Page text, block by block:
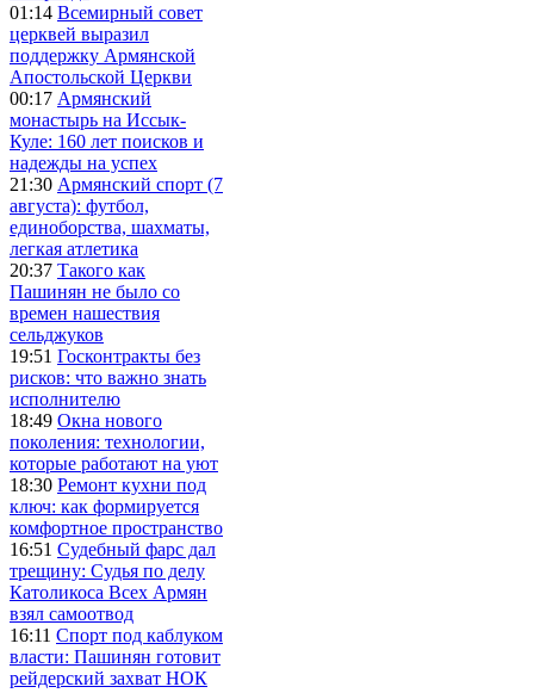
01:14 Всемирный совет
церквей выразил
поддержку Армянской
Апостольской Церкви
00:17 Армянский
монастырь на Иссык-
Куле: 160 лет поисков и
надежды на успех
21:30 Армянский спорт (7
августа): футбол,
единоборства, шахматы,
легкая атлетика
20:37 Такого как
Пашинян не было со
времен нашествия
сельджуков
19:51 Госконтракты без
рисков: что важно знать
исполнителю
18:49 Окна нового
поколения: технологии,
которые работают на уют
18:30 Ремонт кухни под
ключ: как формируется
комфортное пространство
16:51 Судебный фарс дал
трещину: Судья по делу
Католикоса Всех Армян
взял самоотвод
16:11 Спорт под каблуком
власти: Пашинян готовит
рейдерский захват НОК